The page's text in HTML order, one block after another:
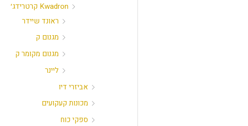
Kwadron קרטרידג׳
ראונד שיידר
מגנום ק
מגנום מקומר ק
ליינר
אביזרי דיו
מכונות קעקועים
ספקי כוח